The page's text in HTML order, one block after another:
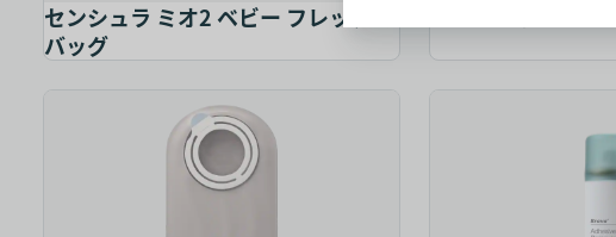
センシュラ ミオ2 ベビー フレックス
バッグ